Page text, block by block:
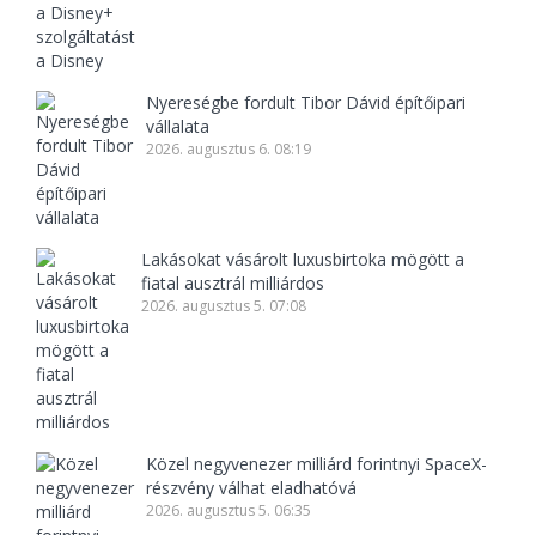
Nyereségbe fordult Tibor Dávid építőipari
vállalata
2026. augusztus 6. 08:19
Lakásokat vásárolt luxusbirtoka mögött a
fiatal ausztrál milliárdos
2026. augusztus 5. 07:08
Közel negyvenezer milliárd forintnyi SpaceX-
részvény válhat eladhatóvá
2026. augusztus 5. 06:35